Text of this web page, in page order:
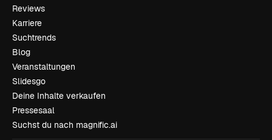
Reviews
Karriere
Suchtrends
Blog
Veranstaltungen
Slidesgo
Deine Inhalte verkaufen
Pressesaal
Suchst du nach magnific.ai